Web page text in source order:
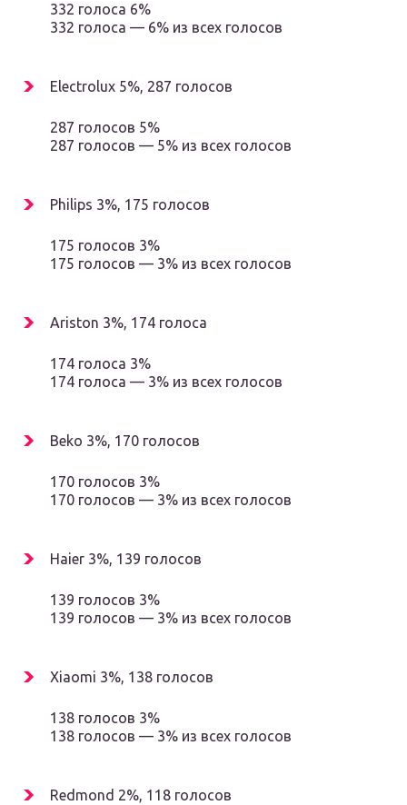
332 голоса 6%
332 голоса — 6% из всех голосов
Electrolux 5%, 287 голосов
287 голосов 5%
287 голосов — 5% из всех голосов
Philips 3%, 175 голосов
175 голосов 3%
175 голосов — 3% из всех голосов
Ariston 3%, 174 голоса
174 голоса 3%
174 голоса — 3% из всех голосов
Beko 3%, 170 голосов
170 голосов 3%
170 голосов — 3% из всех голосов
Haier 3%, 139 голосов
139 голосов 3%
139 голосов — 3% из всех голосов
Xiaomi 3%, 138 голосов
138 голосов 3%
138 голосов — 3% из всех голосов
Redmond 2%, 118 голосов